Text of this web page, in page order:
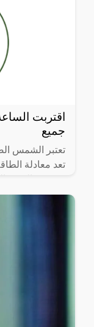
اقتربت
جميع
تعتبر الشمس
تعد معادلة
وقابلة